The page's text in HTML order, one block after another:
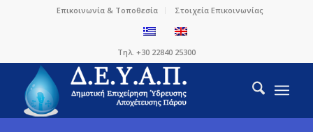
Επικοινωνία & Τοποθεσία Στοιχεία Επικοινωνίας
Τηλ. +30 22840 25300